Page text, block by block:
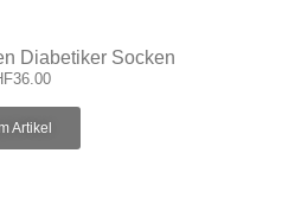
Diabetiker Socken
36.00
Artikel